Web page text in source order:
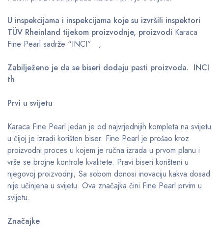
U inspekcijama i inspekcijama koje su izvršili inspektori
TÜV Rheinland tijekom proizvodnje, proizvodi Karaca
Fine Pearl sadrže “INCI” ,
Zabilježeno je da se biseri dodaju pasti proizvoda. INCI
th
Prvi u svijetu
Karaca Fine Pearl jedan je od najvrjednijih kompleta na svijetu
u čijoj je izradi korišten biser. Fine Pearl je prošao kroz
proizvodni proces u kojem je ručna izrada u prvom planu i
vrše se brojne kontrole kvalitete. Pravi biseri korišteni u
njegovoj proizvodnji; Sa sobom donosi inovaciju kakva dosad
nije učinjena u svijetu. Ova značajka čini Fine Pearl prvim u
svijetu.
Značajke